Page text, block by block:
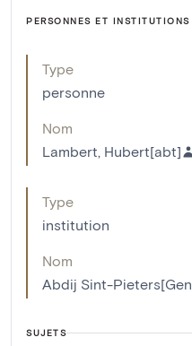
PERSONNES ET INSTITUTIONS
Type
personne
Nom
Lambert, Hubert[abt]
Type
institution
Nom
Abdij Sint-
SUJETS